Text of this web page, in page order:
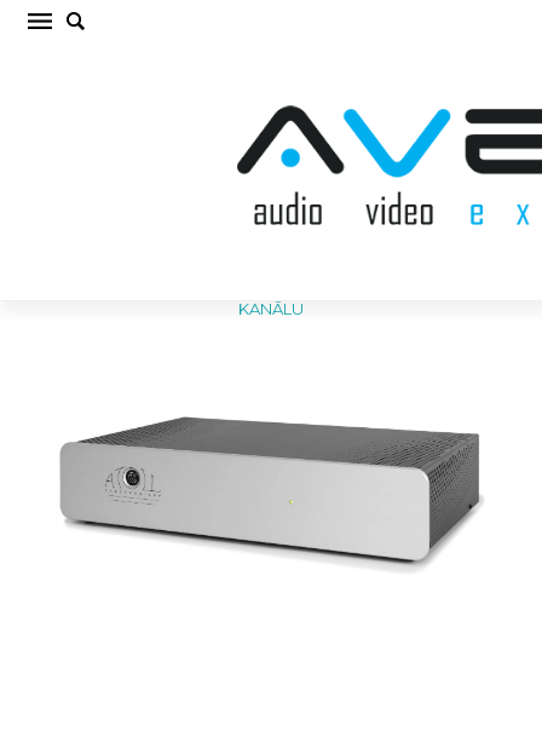
ATOLL AV100 SILVER 3-KANĀLU JAUDAS
KANĀLU